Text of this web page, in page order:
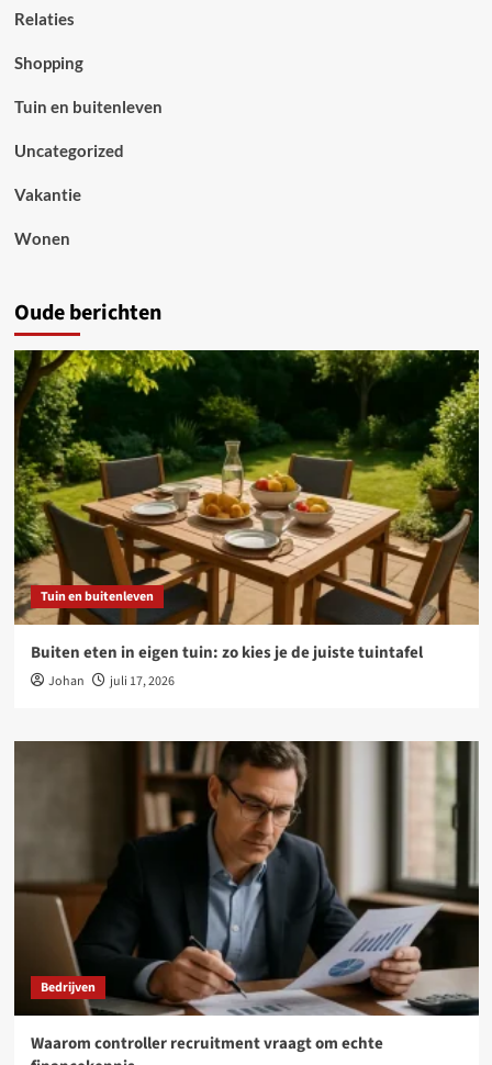
Relaties
Shopping
Tuin en buitenleven
Uncategorized
Vakantie
Wonen
Oude berichten
Tuin en buitenleven
Buiten eten in eigen tuin: zo kies je de juiste tuintafel
Johan juli 17, 2026
Bedrijven
Waarom controller recruitment vraagt om echte